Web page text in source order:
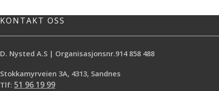
KONTAKT OSS
D. Nysted A.S | Organisasjonsnr.914 858 488
Stokkamyrveien 3A, 4313, Sandnes
Tlf: 51 96 19 99